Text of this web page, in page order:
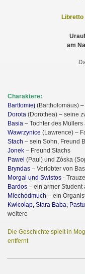
am
Charaktere:
Bartlomiej (Bartholomäus)
Dorota (Dorothea) – seine
Basia – Tochter des Müllers
Wawrzynice (Lawrence) –
Stach – sein Sohn, Freund
Jonek – Freund Stachs
Pawel (Paul) und Zóska
Bryndas – Verlobter von
Morgal und Swistos -
Bardos – ein armer Student
Miechodmuch – ein
Kwicolap, Stara Baba,
weitere
Die Geschichte spielt in
entfernt